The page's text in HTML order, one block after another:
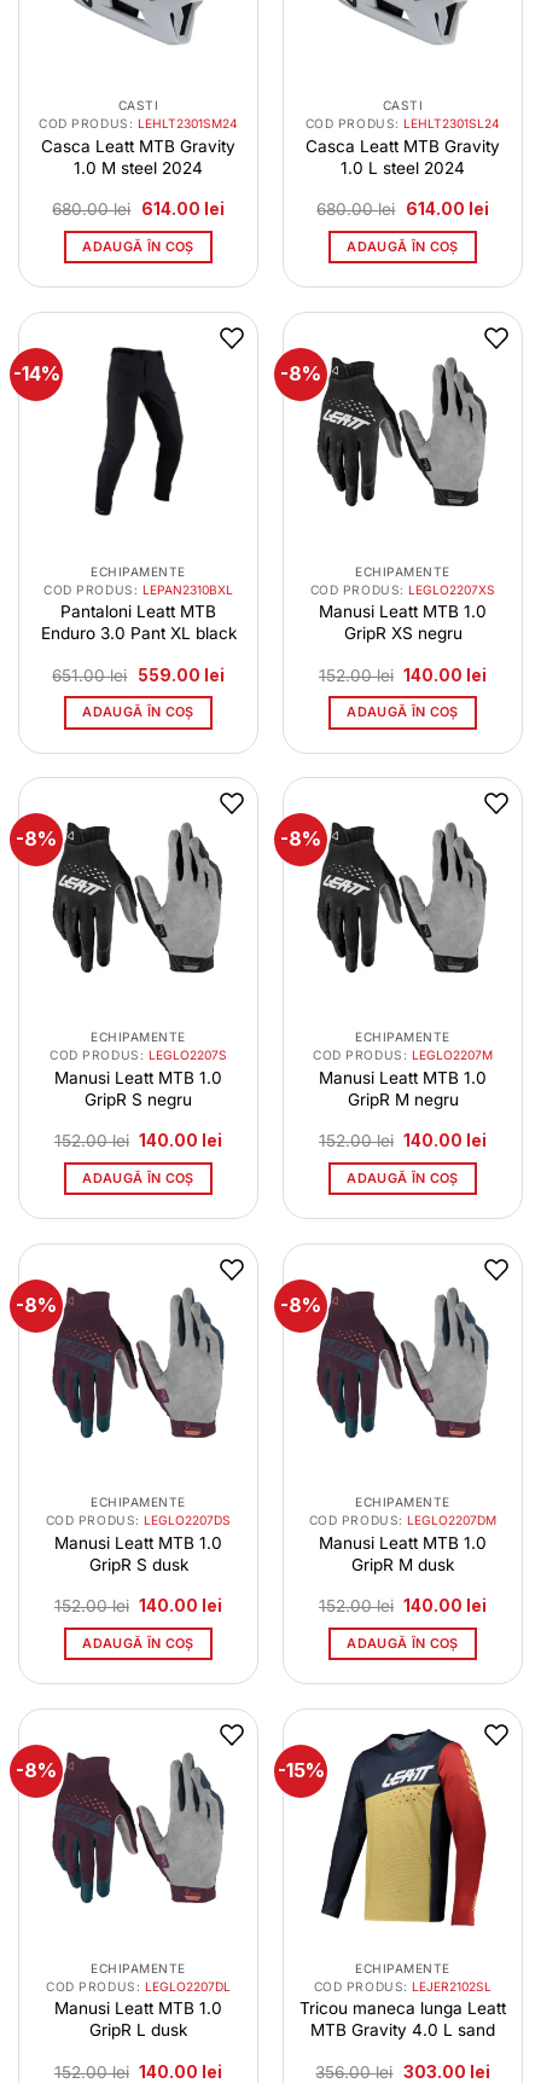
CASTI
COD PRODUS: LEHLT2301SM24
Casca Leatt MTB Gravity
1.0 M steel 2024
680.00lei Prețul
a
fost:
614.00 leiPrețul
ADAUGĂ ÎN COȘ
CASTI
COD PRODUS: LEHLT2301SL24
Casca Leatt MTB Gravity
1.0 L steel 2024
680.00lei Prețul
a
fost:
614.00 leiPrețul
ADAUGĂ ÎN COȘ
-14%
ECHIPAMENTE
COD PRODUS: LEPAN2310BXL
Pantaloni Leatt MTB
Enduro 3.0 Pant XL black
651.00lei Prețul
a
fost:
651.00 lei.
559.00 leiPrețul
ADAUGĂ ÎN COȘ
-8%
ECHIPAMENTE
COD PRODUS:LEGLO2207XS
Manusi Leatt MTB 1.0
GripR XS negru
152.00lei Prețul
a
fost:
152.00 lei.
140.00 lei
ADAUGĂ ÎN COȘ
-8%
ECHIPAMENTE
COD PRODUS: LEGLO2207S
Manusi Leatt MTB 1.0
GripR S negru
152.00lei Prețul
a
fost:
140.00 lei
ADAUGĂ ÎN COȘ
-8%
ECHIPAMENTE
COD PRODUS: LEGLO2207M
Manusi Leatt MTB 1.0
GripR M negru
152.00lei Prețul
a
fost:
140.00 lei
ADAUGĂ ÎN COȘ
-8%
ECHIPAMENTE
COD PRODUS: LEGLO2207DS
Manusi Leatt MTB 1.0
GripR S dusk
152.00lei Prețul
a
fost:
140.00 lei
ADAUGĂ ÎN COȘ
-8%
ECHIPAMENTE
COD PRODUS: LEGLO2207DM
Manusi Leatt MTB 1.0
GripR M dusk
152.00lei Prețul
a
fost:
140.00 lei
ADAUGĂ ÎN COȘ
-8%
ECHIPAMENTE
COD PRODUS: LEGLO2207DL
Manusi Leatt MTB 1.0
GripR L dusk
152.00lei Prețul
140.00 lei
-15%
ECHIPAMENTE
COD PRODUS:LEJER2102SL
Tricou maneca lunga Leatt
MTB Gravity 4.0 L sand
356.00lei Prețul
303.00 leiPrețul